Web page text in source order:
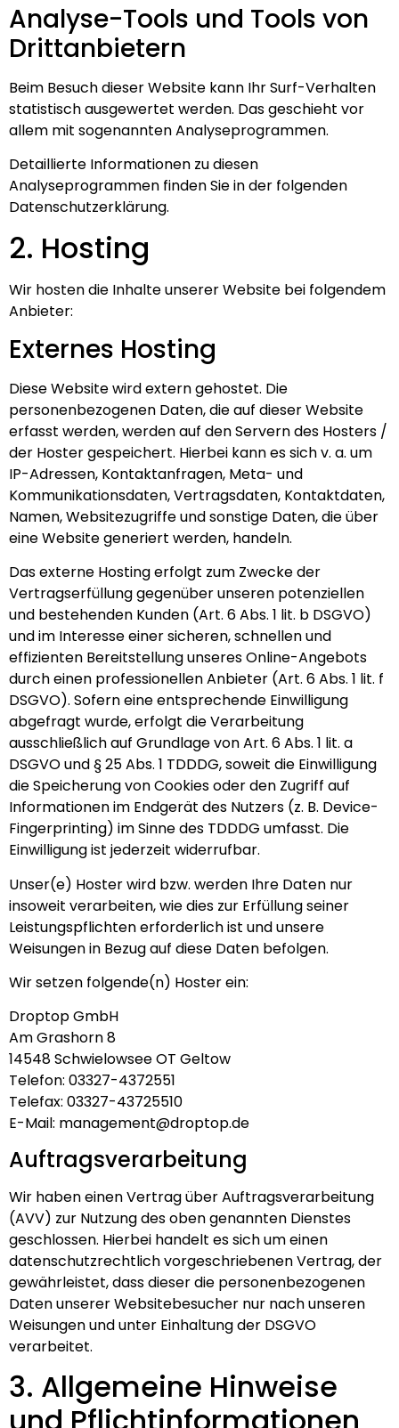
Analyse-Tools und Tools von
Dritt­anbietern
Beim Besuch dieser Website kann Ihr Surf-Verhalten
statistisch ausgewertet werden. Das geschieht vor
allem mit sogenannten Analyseprogrammen.
Detaillierte Informationen zu diesen
Analyseprogrammen finden Sie in der folgenden
Datenschutzerklärung.
2. Hosting
Wir hosten die Inhalte unserer Website bei folgendem
Anbieter:
Externes Hosting
Diese Website wird extern gehostet. Die
personenbezogenen Daten, die auf dieser Website
erfasst werden, werden auf den Servern des Hosters /
der Hoster gespeichert. Hierbei kann es sich v. a. um
IP-Adressen, Kontaktanfragen, Meta- und
Kommunikationsdaten, Vertragsdaten, Kontaktdaten,
Namen, Websitezugriffe und sonstige Daten, die über
eine Website generiert werden, handeln.
Das externe Hosting erfolgt zum Zwecke der
Vertragserfüllung gegenüber unseren potenziellen
und bestehenden Kunden (Art. 6 Abs. 1 lit. b DSGVO)
und im Interesse einer sicheren, schnellen und
effizienten Bereitstellung unseres Online-Angebots
durch einen professionellen Anbieter (Art. 6 Abs. 1 lit. f
DSGVO). Sofern eine entsprechende Einwilligung
abgefragt wurde, erfolgt die Verarbeitung
ausschließlich auf Grundlage von Art. 6 Abs. 1 lit. a
DSGVO und § 25 Abs. 1 TDDDG, soweit die Einwilligung
die Speicherung von Cookies oder den Zugriff auf
Informationen im Endgerät des Nutzers (z. B. Device-
Fingerprinting) im Sinne des TDDDG umfasst. Die
Einwilligung ist jederzeit widerrufbar.
Unser(e) Hoster wird bzw. werden Ihre Daten nur
insoweit verarbeiten, wie dies zur Erfüllung seiner
Leistungspflichten erforderlich ist und unsere
Weisungen in Bezug auf diese Daten befolgen.
Wir setzen folgende(n) Hoster ein:
Droptop GmbH
Am Grashorn 8
14548 Schwielowsee OT Geltow
Telefon: 03327-4372551
Telefax: 03327-43725510
E-Mail: management@droptop.de
Auftragsverarbeitung
Wir haben einen Vertrag über Auftragsverarbeitung
(AVV) zur Nutzung des oben genannten Dienstes
geschlossen. Hierbei handelt es sich um einen
datenschutzrechtlich vorgeschriebenen Vertrag, der
gewährleistet, dass dieser die personenbezogenen
Daten unserer Websitebesucher nur nach unseren
Weisungen und unter Einhaltung der DSGVO
verarbeitet.
3. Allgemeine Hinweise